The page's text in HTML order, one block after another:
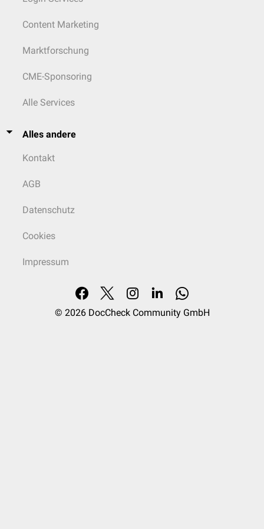
Content Marketing
Marktforschung
CME-Sponsoring
Alle Services
Alles andere
Kontakt
AGB
Datenschutz
Cookies
Impressum
© 2026 DocCheck Community GmbH